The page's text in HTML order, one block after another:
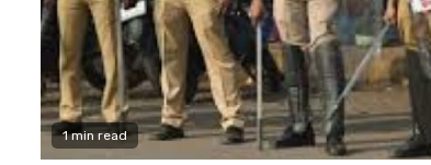
1 min read